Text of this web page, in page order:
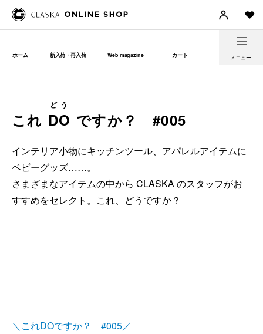
ホーム 新入荷・再入荷 Web magazine カート メニュー
これ DO
どう
ですか？ #005
インテリア小物にキッチンツール、アパレルアイテムに
ベビーグッズ……。
さまざまなアイテムの中から CLASKA のスタッフがお
すすめをセレクト。これ、どうですか？
＼これDOですか？ #005／